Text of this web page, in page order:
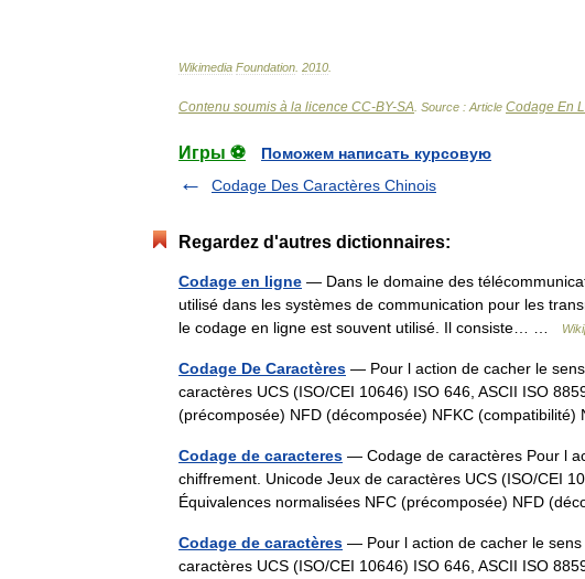
Wikimedia Foundation 2010
Contenu soumis à la licence CC-BY-SA . Source : Article Codage En
Игры ⚽
Поможем написать курсовую
Codage Des Caractères Chinois
Regardez d'autres dictionnaires:
Codage en ligne — Dans le domaine des
utilisé dans les systèmes de communication pour les
le codage en ligne est souvent utilisé. Il consiste… …
Codage De Caractères — Pour l action de cacher le
caractères UCS (ISO/CEI 10646) ISO 646, ASCII ISO
(précomposée) NFD (décomposée) NFKC
Codage de caracteres — Codage de caractères Pour l
chiffrement. Unicode Jeux de caractères UCS (ISO/CEI
Équivalences normalisées NFC (précomposée) NFD
Codage de caractères — Pour l action de cacher le
caractères UCS (ISO/CEI 10646) ISO 646, ASCII ISO